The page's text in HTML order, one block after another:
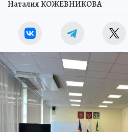
Наталия КОЖЕВНИКОВА